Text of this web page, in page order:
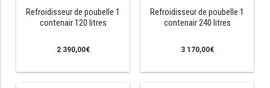
TABLE 800
Refroidisseur de poubelle 1
contenair 120 litres
2 390,00€
Refroidisseur de poubelle 1
contenair 240 litres
3 170,00€